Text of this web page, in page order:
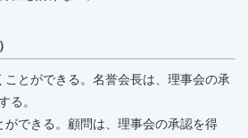
とができる。名誉会長は、理事会の承
る。
できる。顧問は、理事会の承認を得